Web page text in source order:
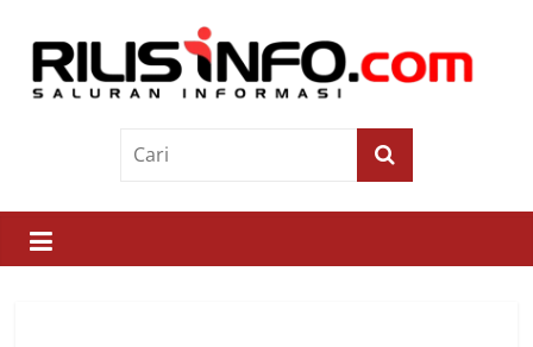
contentRilis
Saluran
Informasi